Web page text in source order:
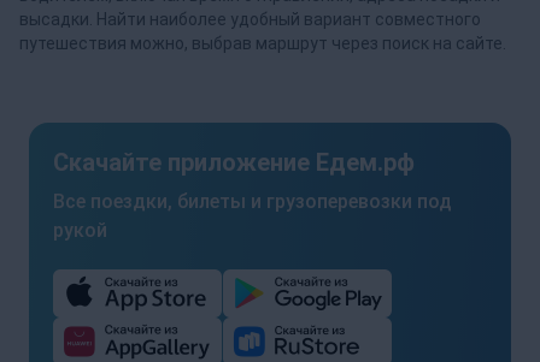
высадки. Найти наиболее удобный вариант совместного
путешествия можно, выбрав маршрут через поиск на сайте.
Скачайте приложение Едем.рф
Все поездки, билеты и грузоперевозки под
рукой